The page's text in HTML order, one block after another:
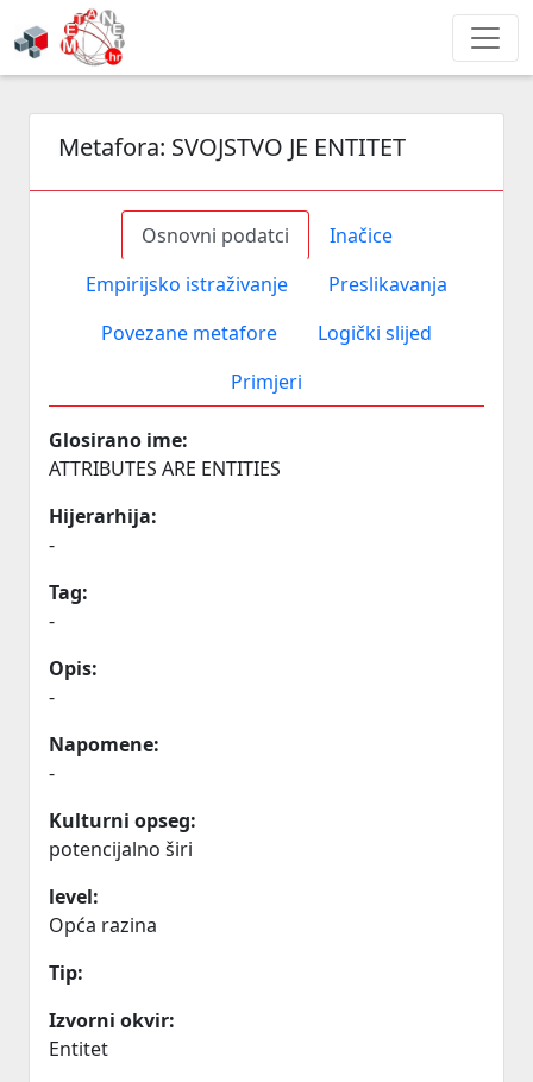
Metafora: SVOJSTVO JE ENTITET
Osnovni podatci
Inačice
Empirijsko istraživanje
Preslikavanja
Povezane metafore
Logički slijed
Primjeri
Glosirano ime:
ATTRIBUTES ARE ENTITIES
Hijerarhija:
-
Tag:
-
Opis:
-
Napomene:
-
Kulturni opseg:
potencijalno širi
level:
Opća razina
Tip:
Izvorni okvir:
Entitet